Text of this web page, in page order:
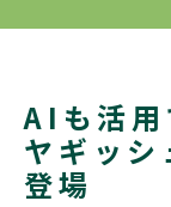
AIも活用
ヤギッシ
登場